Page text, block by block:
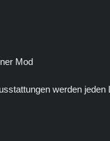
Mod
werden